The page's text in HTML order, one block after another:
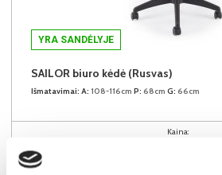
YRA SANDĖLYJE
SAILOR biuro kėdė (Rusvas)
Išmatavimai: A: 108-116cm P: 68cm G: 66cm
Kaina: